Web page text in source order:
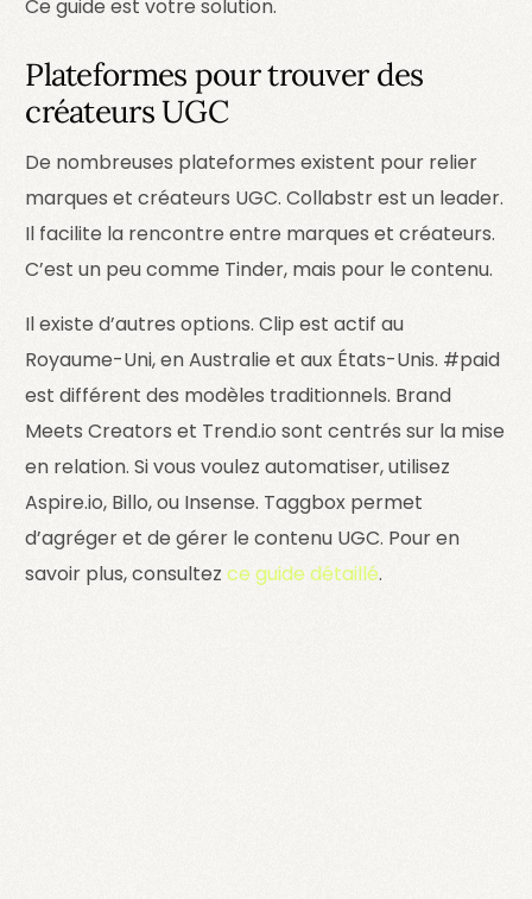
Ce guide est votre solution.
Plateformes pour trouver des
créateurs UGC
De nombreuses plateformes existent pour relier
marques et créateurs UGC.Collabstrest un leader.
Il facilite la rencontre entre marques et créateurs.
C’est un peu comme Tinder, mais pour le contenu.
Il existe d’autres options.Clip est actif au
Royaume-Uni, en Australie et aux États-Unis. #paid
est différent des modèles traditionnels. Brand
Meets Creators et Trend.iosont centrés sur la mise
en relation. Si vous voulez automatiser, utilisez
Aspire.io, Billo, ou Insense. Taggbox permet
d’agréger et de gérer le contenu UGC. Pour en
savoir plus, consultezce guide détaillé.